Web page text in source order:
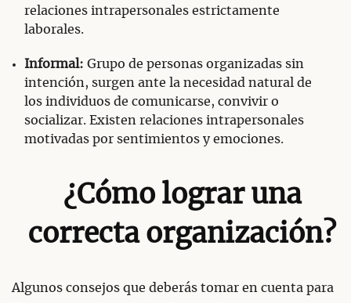
relaciones intrapersonales estrictamente
laborales.
Informal: Grupo de personas organizadas sin
intención, surgen ante la necesidad natural de
los individuos de comunicarse, convivir o
socializar. Existen relaciones intrapersonales
motivadas por sentimientos y emociones.
¿Cómo lograr una
correcta organización?
Algunos consejos que deberás tomar en cuenta para